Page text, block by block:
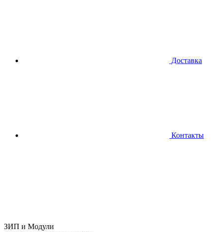
Доставка
Контакты
ЗИП и Модули